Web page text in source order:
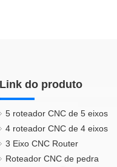
Link do produto
5 roteador CNC de 5 eixos
4 roteador CNC de 4 eixos
3 Eixo CNC Router
Roteador CNC de pedra